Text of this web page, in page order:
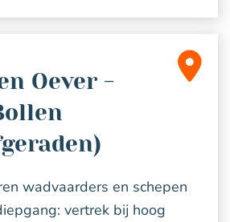
Oever -
wadvaarders en schepen
vertrek bij hoog